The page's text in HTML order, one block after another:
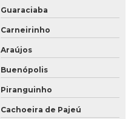
Guaraciaba
Carneirinho
Araújos
Buenópolis
Piranguinho
Cachoeira de Pajeú